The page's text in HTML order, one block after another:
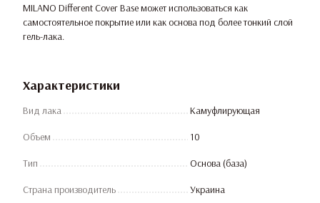
MILANO Different Cover Base может использоваться как
самостоятельное покрытие или как основа под более тонкий слой
гель-лака.
Характеристики
Вид лака Камуфлирующая
Объем 10
Тип Основа (база)
Страна производитель Украина